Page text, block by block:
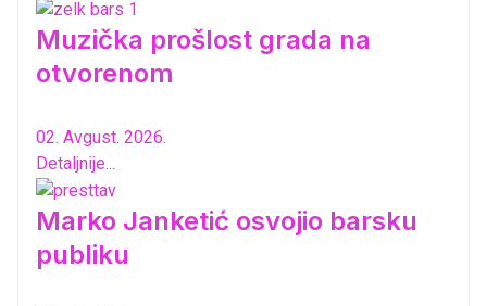
Muzička prošlost grada na
otvorenom
02. Avgust. 2026.
Detaljnije...
Marko Janketić osvojio barsku
publiku